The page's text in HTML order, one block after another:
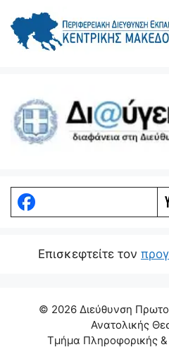
Eπισκεφτείτε τον
© 2026 Διεύθυνση
Ανατολικής
Τμήμα Πληροφορικής